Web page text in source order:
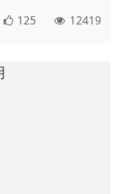
125 12419